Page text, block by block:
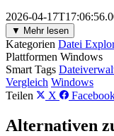
2026-04-
▼ Mehr lesen
Kategorien Datei
Plattformen Windows
Smart Tags
Vergleich Windows
Teilen
X
Alternativen